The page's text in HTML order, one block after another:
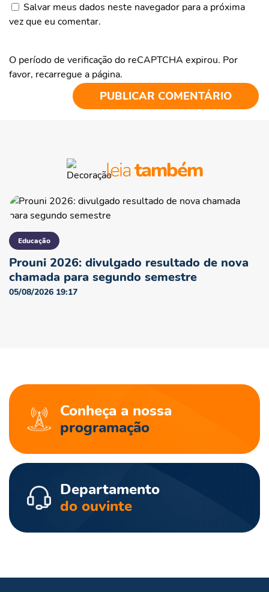
Salvar meus dados neste navegador para a próxima
vez que eu comentar.
O período de verificação do reCAPTCHA expirou. Por
favor, recarregue a página.
leiatambém
Educação
Prouni 2026: divulgado resultado de nova
chamada para segundo semestre
05/08/2026 19:17
Conheça a nossa
programação
Departamento
do ouvinte